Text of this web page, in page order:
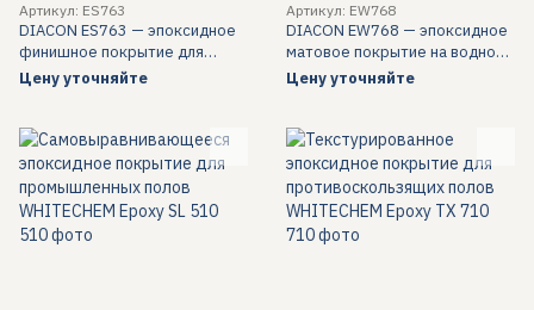
Артикул: ES763
DIACON ES763 — эпоксидное
финишное покрытие для
промышленных полов
Цену уточняйте
Артикул: EW768
DIACON EW768 — эпоксидное
матовое покрытие на водной
основе
Цену уточняйте